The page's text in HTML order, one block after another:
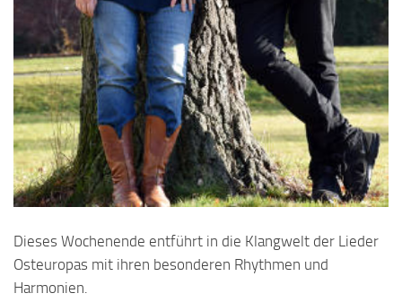
Dieses Wochenende entführt in die Klangwelt der Lieder
Osteuropas mit ihren besonderen Rhythmen und
Harmonien.